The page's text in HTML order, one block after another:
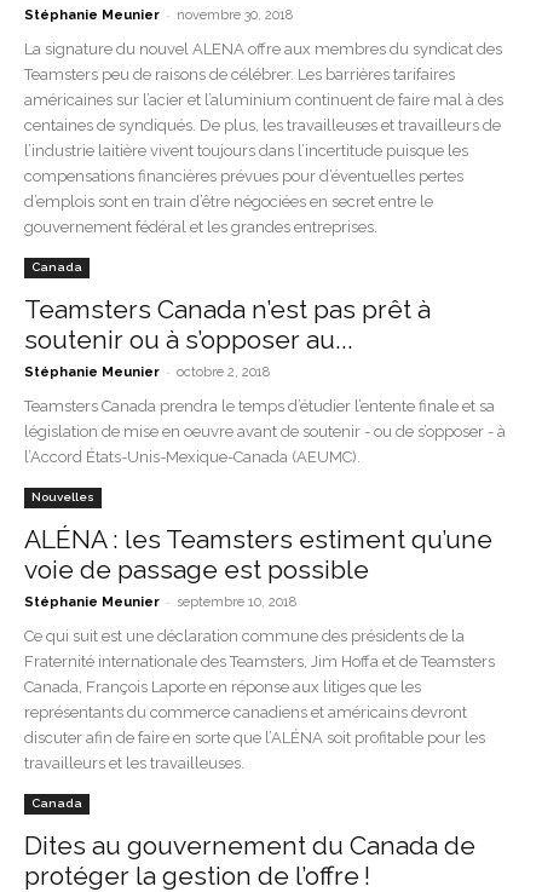
Stéphanie Meunier - novembre 30, 2018
La signature du nouvel ALENA offre aux membres du syndicat des
Teamsters peu de raisons de célébrer. Les barrières tarifaires
américaines sur l’acier et l’aluminium continuent de faire mal à des
centaines de syndiqués. De plus, les travailleuses et travailleurs de
l’industrie laitière vivent toujours dans l’incertitude puisque les
compensations financières prévues pour d’éventuelles pertes
d’emplois sont en train d’être négociées en secret entre le
gouvernement fédéral et les grandes entreprises.
Canada
Teamsters Canada n’est pas prêt à
soutenir ou à s’opposer au...
Stéphanie Meunier - octobre 2, 2018
Teamsters Canada prendra le temps d’étudier l’entente finale et sa
législation de mise en oeuvre avant de soutenir - ou de s’opposer - à
l’Accord États-Unis-Mexique-Canada (AEUMC).
Nouvelles
ALÉNA : les Teamsters estiment qu’une
voie de passage est possible
Stéphanie Meunier - septembre 10, 2018
Ce qui suit est une déclaration commune des présidents de la
Fraternité internationale des Teamsters, Jim Hoffa et de Teamsters
Canada, François Laporte en réponse aux litiges que les
représentants du commerce canadiens et américains devront
discuter afin de faire en sorte que l’ALÉNA soit profitable pour les
travailleurs et les travailleuses.
Canada
Dites au gouvernement du Canada de
protéger la gestion de l’offre !